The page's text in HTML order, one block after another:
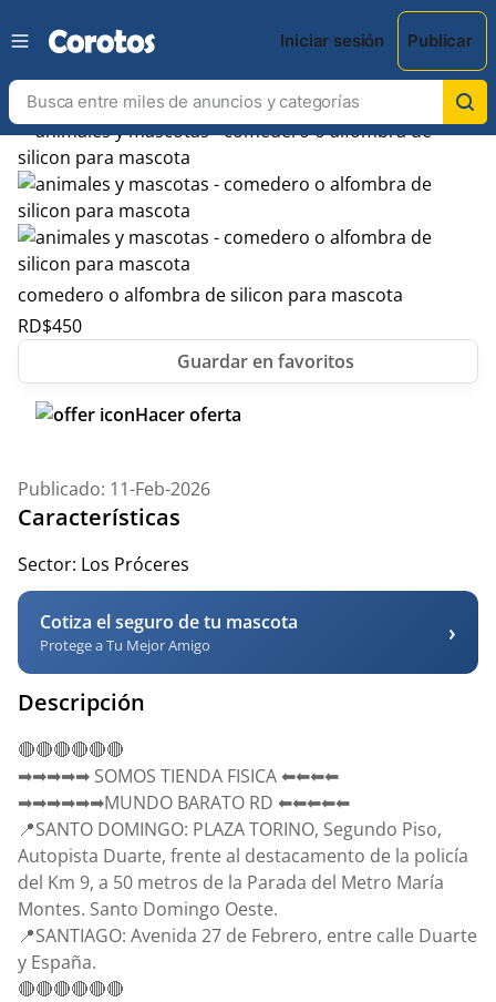
Iniciar sesión Publicar
comedero o alfombra de silicon para mascota
RD$450
Hacer oferta
Publicado: 11-Feb-2026
Características
Sector: Los Próceres
Cotiza el seguro de tu mascota
Protege a Tu Mejor Amigo ›
Descripción
🔴🔴🔴🔴🔴🔴
➡➡➡➡➡ SOMOS TIENDA FISICA ⬅⬅⬅⬅
➡➡➡➡➡➡MUNDO BARATO RD ⬅⬅⬅⬅⬅
📍SANTO DOMINGO: PLAZA TORINO, Segundo Piso,
Autopista Duarte, frente al destacamento de la policía
del Km 9, a 50 metros de la Parada del Metro María
Montes. Santo Domingo Oeste.
📍SANTIAGO: Avenida 27 de Febrero, entre calle Duarte
y España.
🔴🔴🔴🔴🔴🔴